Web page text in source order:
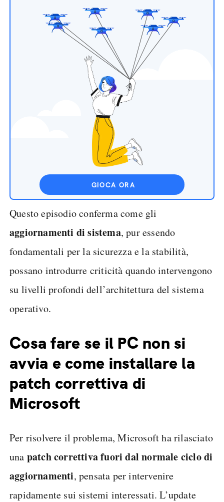
GIOCA ORA
Questo episodio conferma come gli
aggiornamenti di sistema, pur essendo
fondamentali per la sicurezza e la stabilità,
possano introdurre criticità quando intervengono
su livelli profondi dell’architettura del sistema
operativo.
Cosa fare se il PC non si
avvia e come installare la
patch correttiva di
Microsoft
Per risolvere il problema, Microsoft ha rilasciato
una patch correttiva fuori dal normale ciclo di
aggiornamenti, pensata per intervenire
rapidamente sui sistemi interessati. L’update